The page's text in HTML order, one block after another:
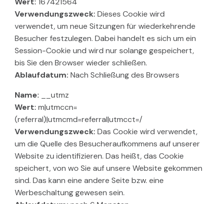
Verwendungszweck: Dieses Cookie wird
verwendet, um neue Sitzungen für wiederkehrende
Besucher festzulegen. Dabei handelt es sich um ein
Session-Cookie und wird nur solange gespeichert,
bis Sie den Browser wieder schließen.
Ablaufdatum: Nach Schließung des Browsers
Name: __utmz
Wert: m|utmccn=
(referral)|utmcmd=referral|utmcct=/
Verwendungszweck: Das Cookie wird verwendet,
um die Quelle des Besucheraufkommens auf unserer
Website zu identifizieren. Das heißt, das Cookie
speichert, von wo Sie auf unsere Website gekommen
sind. Das kann eine andere Seite bzw. eine
Werbeschaltung gewesen sein.